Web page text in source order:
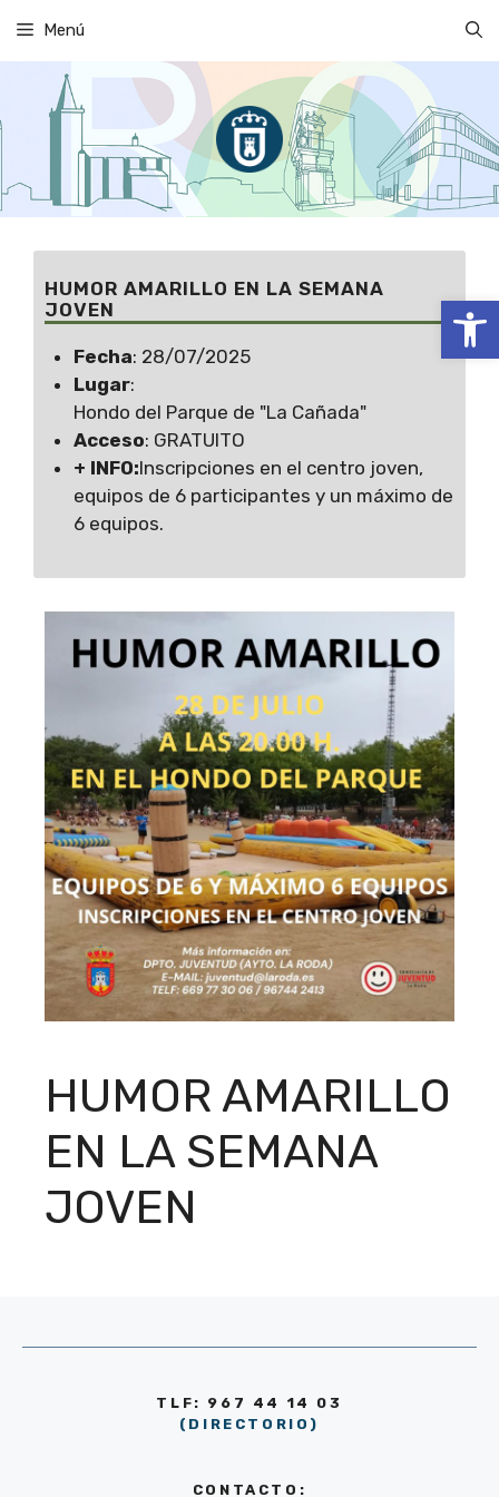
Abrir
contenido
Menú
HUMOR AMARILLO
EN LA SEMANA
JOVEN
HUMOR AMARILLO EN LA SEMANA
JOVEN
Fecha: 28/07/2025
Lugar:
Hondo del Parque de "La Cañada"
Acceso: GRATUITO
+ INFO:Inscripciones en el centro joven,
equipos de 6 participantes y un máximo de
6 equipos.
TLF: 967 44 14 03
(DIRECTORIO)
CONTACTO: